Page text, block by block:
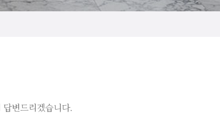
변드리겠습니다.